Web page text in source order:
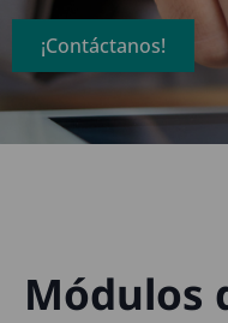
¡Contáctanos!
Módulos